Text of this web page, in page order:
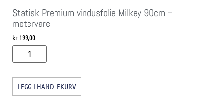
Statisk Premium vindusfolie Milkey 90cm –
metervare
kr 199,00
LEGG I HANDLEKURV